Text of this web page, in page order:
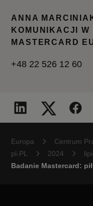
ANNA
KOMUNIKACJI
MASTERCARD
+48 22 526 12 60
Europa Centrum
pl-PL
2024
Badanie Mastercard: